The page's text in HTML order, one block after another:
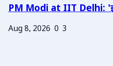
PM Modi at IIT Delhi:
Aug 8, 2026 0 3